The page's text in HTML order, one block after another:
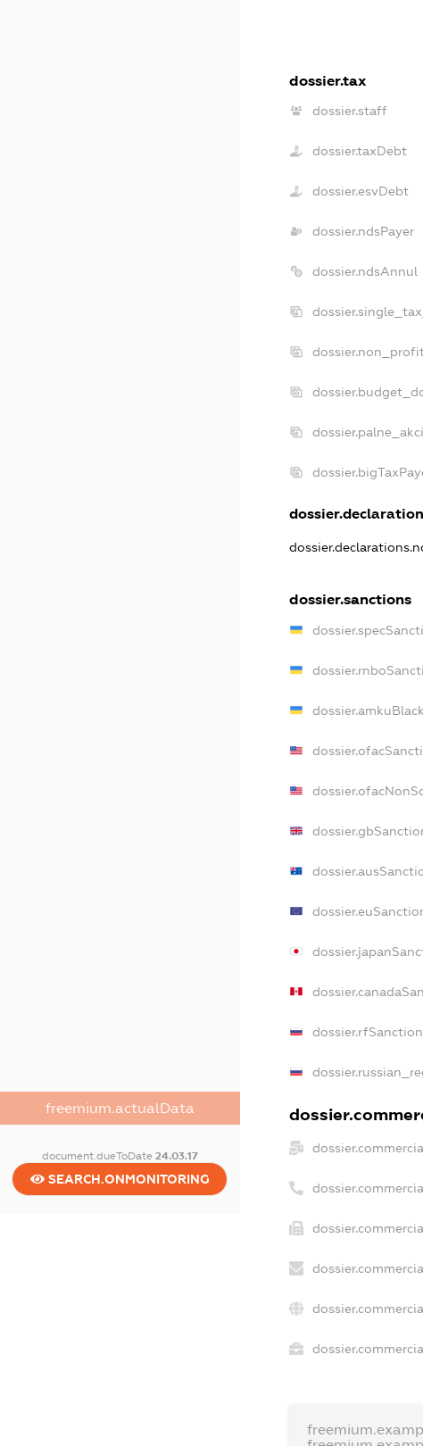
freemium.actualData
document.dueToDate 24.03.17
SEARCH.ONMONITORING
dossier.tax
dossier.staff
dossier.taxDebt
dossier.esvDebt
dossier.ndsPayer
dossier.ndsAnnul
dossier.sanctions